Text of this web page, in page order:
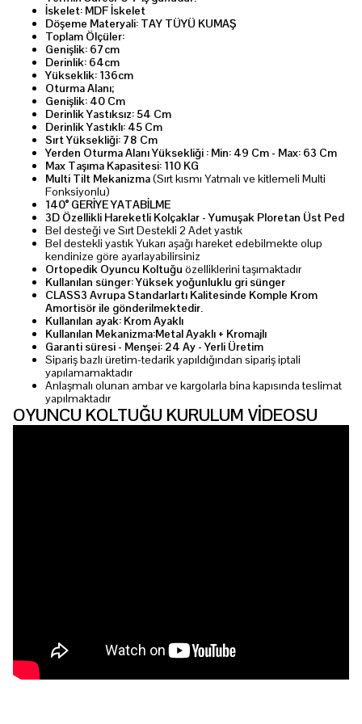
İskelet: MDF İskelet
Döşeme Materyali: TAY TÜYÜ KUMAŞ
Toplam Ölçüler:
Genişlik: 67cm
Derinlik: 64cm
Yükseklik: 136cm
Oturma Alanı;
Genişlik: 40 Cm
Derinlik Yastıksız: 54 Cm
Derinlik Yastıklı: 45 Cm
Sırt Yüksekliği: 78 Cm
Yerden Oturma Alanı Yüksekliği : Min: 49 Cm - Max: 63 Cm
Max Taşıma Kapasitesi: 110 KG
Multi Tilt Mekanizma(Sırt kısmı Yatmalı ve kitlemeli Multi
Fonksiyonlu)
140° GERİYE YATABİLME
3D Özellikli Hareketli Kolçaklar - Yumuşak Ploretan Üst Ped
Bel desteği ve Sırt Destekli 2 Adet yastık
Bel destekli yastık Yukarı aşağı hareket edebilmekte olup
kendinize göre ayarlayabilirsiniz
Ortopedik Oyuncu Koltuğu özelliklerini taşımaktadır
Kullanılan sünger: Yüksek yoğunluklu gri sünger
CLASS3 Avrupa Standarlartı Kalitesinde Komple Krom
Amortisör ile gönderilmektedir.
Kullanılan ayak: Krom Ayaklı
Kullanılan Mekanizma:Metal Ayaklı + Kromajlı
Garanti süresi - Menşei: 24 Ay - Yerli Üretim
Sipariş bazlı üretim-tedarik yapıldığından sipariş iptali
yapılamamaktadır
Anlaşmalı olunan ambar ve kargolarla bina kapısında teslimat
yapılmaktadır
OYUNCU KOLTUĞU KURULUM VİDEOSU